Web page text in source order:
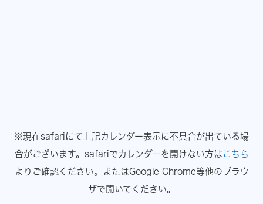
※現在safariにて上記カレンダー表示に不具合が出ている場
合がございます。 safariでカレンダーを開けない方は こちら
よりご確認ください。
またはGoogle Chrome等他のブラウ
ザで開いてください。